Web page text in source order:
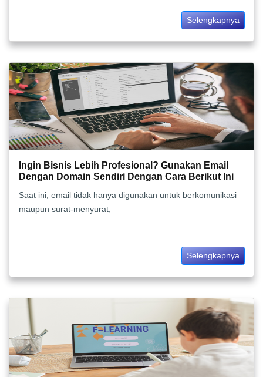
Selengkapnya
Ingin Bisnis Lebih Profesional? Gunakan Email
Dengan Domain Sendiri Dengan Cara Berikut Ini
Saat ini, email tidak hanya digunakan untuk berkomunikasi
maupun surat-menyurat,
Selengkapnya